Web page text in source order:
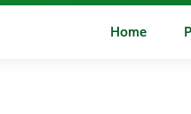
Home